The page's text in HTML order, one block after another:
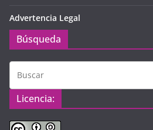
Advertencia Legal
Búsqueda
Licencia: